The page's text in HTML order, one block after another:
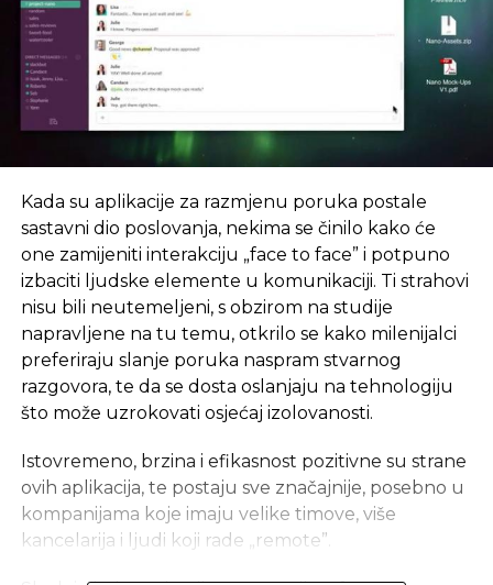
Kada su aplikacije za razmjenu poruka postale
sastavni dio poslovanja, nekima se činilo kako će
one zamijeniti interakciju „face to face” i potpuno
izbaciti ljudske elemente u komunikaciji. Ti strahovi
nisu bili neutemeljeni, s obzirom na studije
napravljene na tu temu, otkrilo se kako milenijalci
preferiraju slanje poruka naspram stvarnog
razgovora, te da se dosta oslanjaju na tehnologiju
što može uzrokovati osjećaj izolovanosti.
Istovremeno, brzina i efikasnost pozitivne su strane
ovih aplikacija, te postaju sve značajnije, posebno u
kompanijama koje imaju velike timove, više
kancelarija i ljudi koji rade „remote”.